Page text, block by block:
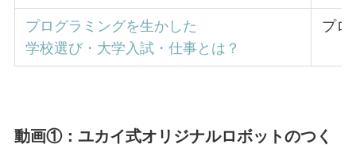
プログラミングを生かした
学校選び・大学入試・仕事とは？
プロ
動画①：ユカイ式オリジナルロボットのつく